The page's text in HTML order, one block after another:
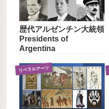
歴代アルゼンチン大統領
Presidents of
Argentina
リベラルアーツ